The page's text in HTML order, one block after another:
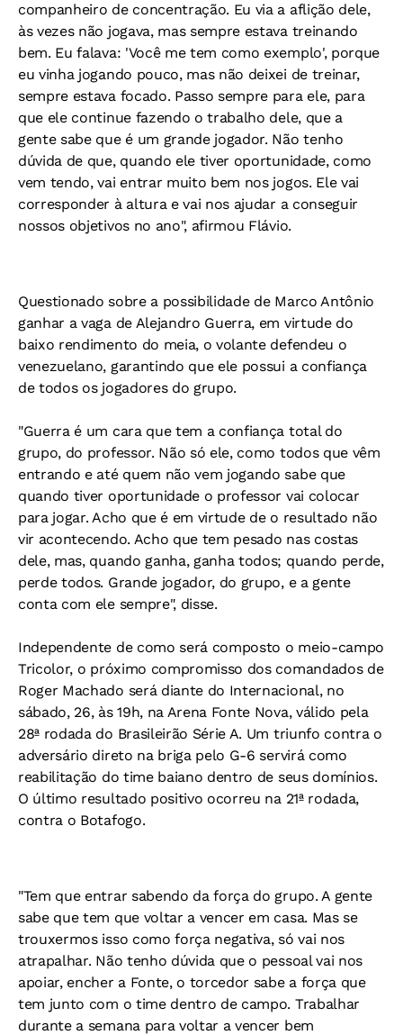
companheiro de concentração. Eu via a aflição dele,
às vezes não jogava, mas sempre estava treinando
bem. Eu falava: 'Você me tem como exemplo', porque
eu vinha jogando pouco, mas não deixei de treinar,
sempre estava focado. Passo sempre para ele, para
que ele continue fazendo o trabalho dele, que a
gente sabe que é um grande jogador. Não tenho
dúvida de que, quando ele tiver oportunidade, como
vem tendo, vai entrar muito bem nos jogos. Ele vai
corresponder à altura e vai nos ajudar a conseguir
nossos objetivos no ano", afirmou Flávio.
Questionado sobre a possibilidade de Marco Antônio
ganhar a vaga de Alejandro Guerra, em virtude do
baixo rendimento do meia, o volante defendeu o
venezuelano, garantindo que ele possui a confiança
de todos os jogadores do grupo.
"Guerra é um cara que tem a confiança total do
grupo, do professor. Não só ele, como todos que vêm
entrando e até quem não vem jogando sabe que
quando tiver oportunidade o professor vai colocar
para jogar. Acho que é em virtude de o resultado não
vir acontecendo. Acho que tem pesado nas costas
dele, mas, quando ganha, ganha todos; quando perde,
perde todos. Grande jogador, do grupo, e a gente
conta com ele sempre", disse.
Independente de como será composto o meio-campo
Tricolor, o próximo compromisso dos comandados de
Roger Machado será diante do Internacional, no
sábado, 26, às 19h, na Arena Fonte Nova, válido pela
28ª rodada do Brasileirão Série A. Um triunfo contra o
adversário direto na briga pelo G-6 servirá como
reabilitação do time baiano dentro de seus domínios.
O último resultado positivo ocorreu na 21ª rodada,
contra o Botafogo.
"Tem que entrar sabendo da força do grupo. A gente
sabe que tem que voltar a vencer em casa. Mas se
trouxermos isso como força negativa, só vai nos
atrapalhar. Não tenho dúvida que o pessoal vai nos
apoiar, encher a Fonte, o torcedor sabe a força que
tem junto com o time dentro de campo. Trabalhar
durante a semana para voltar a vencer bem